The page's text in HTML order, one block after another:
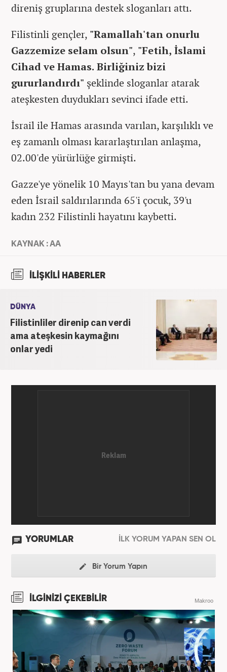
direniş gruplarına destek sloganları attı.
Filistinli gençler, "Ramallah'tan onurlu
Gazzemize selam olsun", "Fetih, İslami
Cihad ve Hamas. Birliğiniz bizi
gururlandırdı" şeklinde sloganlar atarak
ateşkesten duydukları sevinci ifade etti.
İsrail ile Hamas arasında varılan, karşılıklı ve
eş zamanlı olması kararlaştırılan anlaşma,
02.00'de yürürlüğe girmişti.
Gazze'ye yönelik 10 Mayıs'tan bu yana devam
eden İsrail saldırılarında 65'i çocuk, 39'u
kadın 232 Filistinli hayatını kaybetti.
KAYNAK : AA
İLİŞKİLİ HABERLER
DÜNYA
Filistinliler direnip can verdi
ama ateşkesin kaymağını
onlar yedi
YORUMLAR İLK YORUM YAPAN SEN OL
Bir Yorum Yapın
İLGİNİZİ ÇEKEBİLİR Makroo